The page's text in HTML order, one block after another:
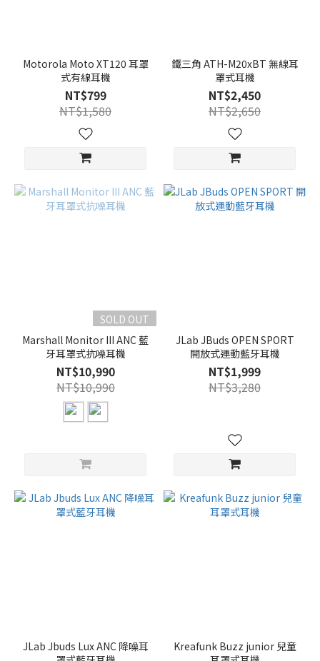
Motorola Moto XT120 耳罩
式有線耳機
NT$799
NT$1,580
鐵三角 ATH-M20xBT 無線耳
罩式耳機
NT$2,450
NT$2,650
SOLD OUT
Marshall Monitor III ANC 藍
牙耳罩式抗噪耳機
NT$10,990
NT$10,990
JLab JBuds OPEN SPORT
開放式運動藍牙耳機
NT$1,999
NT$3,280
JLab Jbuds Lux ANC 降噪耳
Kreafunk Buzz junior 兒童